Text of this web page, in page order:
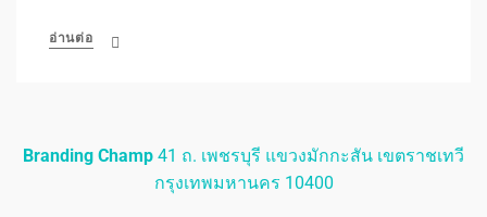
อ่านต่อ
Branding Champ 41 ถ. เพชรบุรี แขวงมักกะสัน เขตราชเทวี
กรุงเทพมหานคร 10400